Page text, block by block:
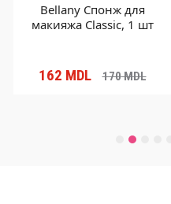
Bellany Спонж для
макияжа Classic, 1 шт
162 MDL 170MDL